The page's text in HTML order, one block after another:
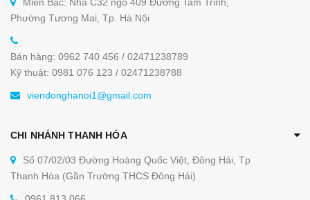
Phường Tương Mai, Tp. Hà Nội
Bán hàng: 0962 740 456 / 02471238789
Kỹ thuật: 0981 076 123 / 02471238788
viendonghanoi1@gmail.com
CHI NHÁNH THANH HÓA
Số 07/02/03 Đường Hoàng Quốc Việt, Đông Hải, Tp
Thanh Hóa (Gần Trường THCS Đông Hải)